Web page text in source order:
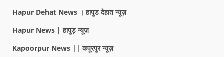
Hapur Dehat News । हापुड देहात न्यूज़
Hapur News | हापुड़ न्यूज़
Kapoorpur News || कपूरपुर न्यूज़